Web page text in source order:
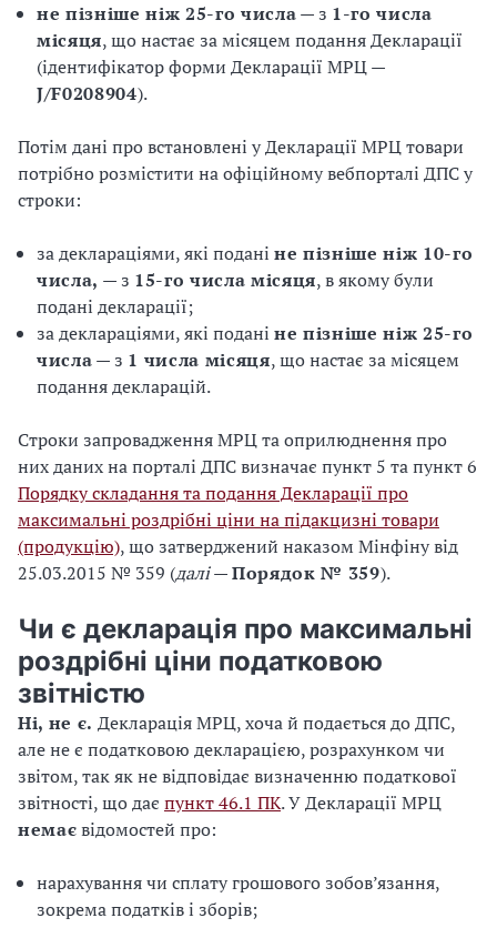
не пізніше ніж 25-го числа— з 1-го числа
місяця, що настає за місяцем подання Декларації
(ідентифікатор форми Декларації МРЦ —
J/F0208904).
Потім дані про встановлені у Декларації МРЦ товари
потрібно розмістити на офіційному вебпорталі ДПС у
строки:
за деклараціями, які подані не пізніше ніж 10-го
числа, — з 15-го числа місяця, в якому були
подані декларації;
за деклараціями, які подані не пізніше ніж 25-го
числа— з 1 числа місяця, що настає за місяцем
подання декларацій.
Строки запровадження МРЦ та оприлюднення про
них даних на порталі ДПС визначає пункт 5 та пункт 6
Порядку складання та подання Декларації про
максимальні роздрібні ціни на підакцизні товари
(продукцію), що затверджений наказом Мінфіну від
25.03.2015 № 359 (далі—Порядок № 359).
Чи є декларація про максимальні
роздрібні ціни податковою
звітністю
Ні, не є. Декларація МРЦ, хоча й подається до ДПС,
але не є податковою декларацією, розрахунком чи
звітом, так як не відповідає визначенню податкової
звітності, що дає пункт 46.1 ПК. У Декларації МРЦ
немаєвідомостей про:
нарахування чи сплату грошового зобов’язання,
зокрема податків і зборів;